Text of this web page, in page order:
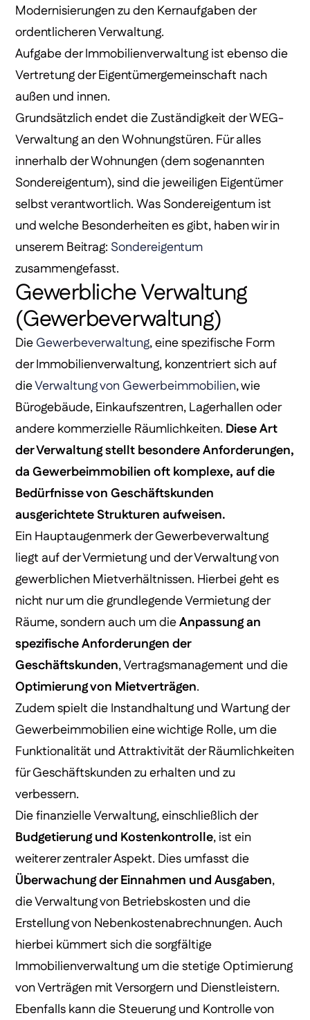
Modernisierungen zu den Kernaufgaben der
ordentlicheren Verwaltung.
Aufgabe der Immobilienverwaltung ist ebenso die
Vertretung der Eigentümergemeinschaft nach
außen und innen.
Grundsätzlich endet die Zuständigkeit der WEG-
Verwaltung an den Wohnungstüren. Für alles
innerhalb der Wohnungen (dem sogenannten
Sondereigentum), sind die jeweiligen Eigentümer
selbst verantwortlich. Was Sondereigentum ist
und welche Besonderheiten es gibt, haben wir in
unserem Beitrag: Sondereigentum
zusammengefasst.
Gewerbliche Verwaltung
(Gewerbeverwaltung)
DieGewerbeverwaltung, eine spezifische Form
der Immobilienverwaltung, konzentriert sich auf
dieVerwaltung von Gewerbeimmobilien, wie
Bürogebäude, Einkaufszentren, Lagerhallen oder
andere kommerzielle Räumlichkeiten. Diese Art
der Verwaltung stellt besondere Anforderungen,
da Gewerbeimmobilien oft komplexe, auf die
Bedürfnisse von Geschäftskunden
ausgerichtete Strukturen aufweisen.
Ein Hauptaugenmerk der Gewerbeverwaltung
liegt auf der Vermietung und der Verwaltung von
gewerblichen Mietverhältnissen. Hierbei geht es
nicht nur um die grundlegende Vermietung der
Räume, sondern auch um dieAnpassung an
spezifische Anforderungen der
Geschäftskunden, Vertragsmanagement und die
Optimierung von Mietverträgen.
Zudem spielt die Instandhaltung und Wartung der
Gewerbeimmobilien eine wichtige Rolle, um die
Funktionalität und Attraktivität der Räumlichkeiten
für Geschäftskunden zu erhalten und zu
verbessern.
Die finanzielle Verwaltung, einschließlich der
Budgetierung und Kostenkontrolle, ist ein
weiterer zentraler Aspekt. Dies umfasst die
Überwachung der Einnahmen und Ausgaben,
die Verwaltung von Betriebskosten und die
Erstellung von Nebenkostenabrechnungen. Auch
hierbei kümmert sich die sorgfältige
Immobilienverwaltung um die stetige Optimierung
von Verträgen mit Versorgern und Dienstleistern.
Ebenfalls kann die Steuerung und Kontrolle von